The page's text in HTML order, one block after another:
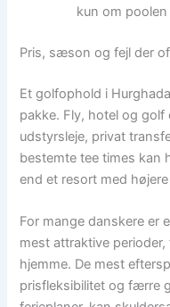
kun om
Pris, sæson og fejl der
Et golfophold i
pakke. Fly, hotel og
udstyrsleje, privat
bestemte tee times kan
end et resort med
For mange danskere er
mest attraktive
hjemme. De mest
prisfleksibilitet og færre